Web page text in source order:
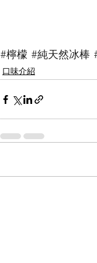
#檸檬 #純天然冰棒
口味介紹